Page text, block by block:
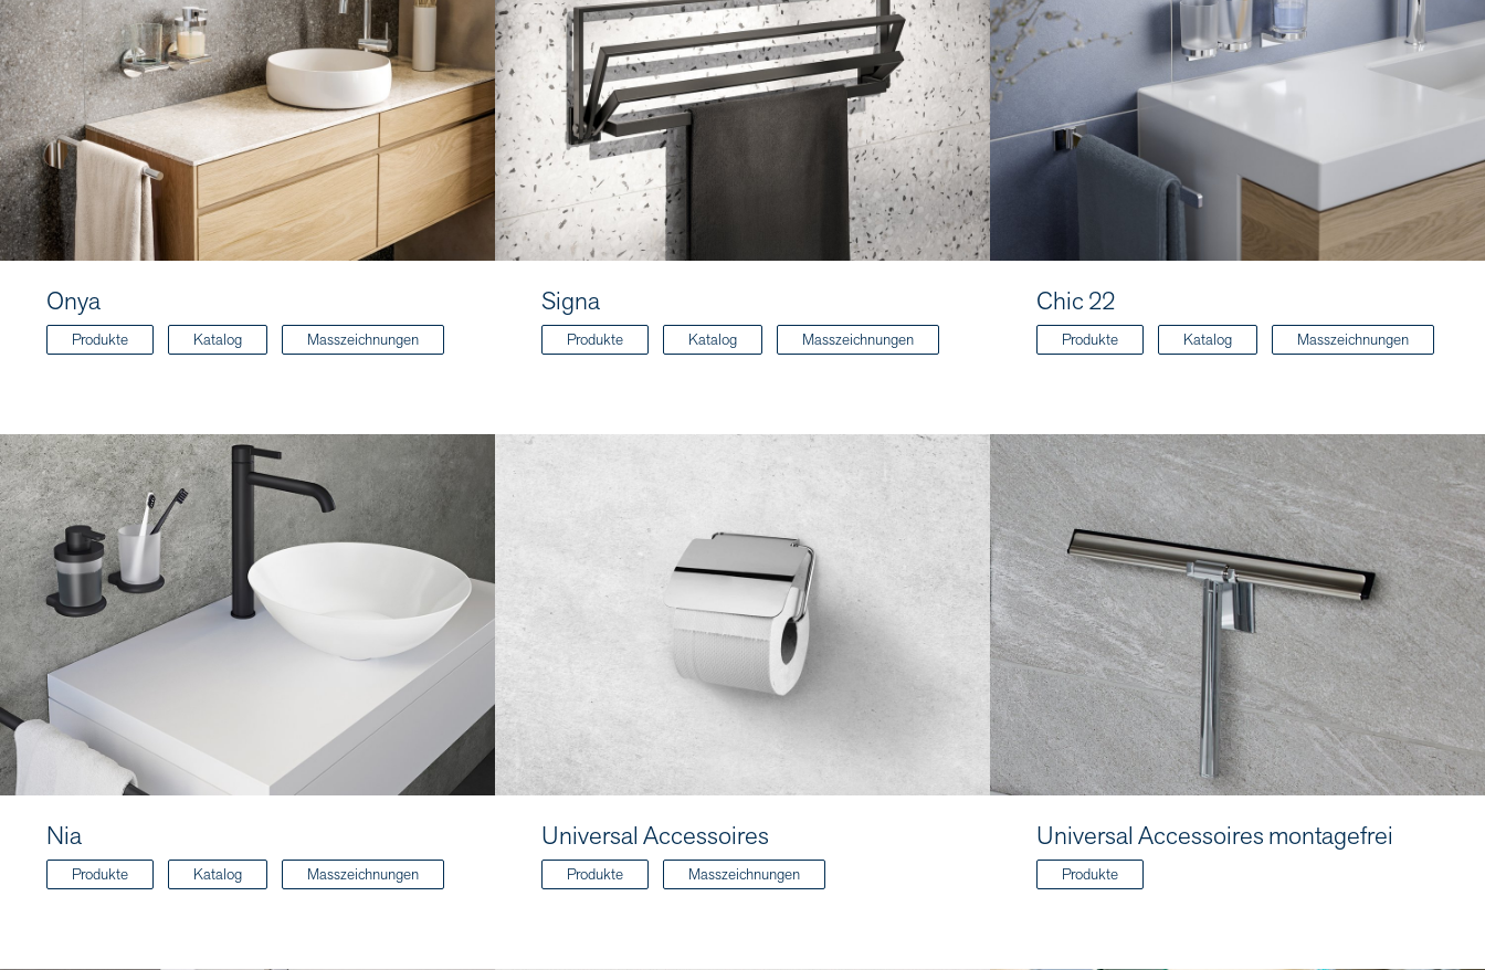
Onya
Produkte Katalog Masszeichnungen
Signa
Produkte Katalog Masszeichnungen
Chic 22
Produkte Katalog Masszeichnungen
Nia
Produkte Katalog Masszeichnungen
Universal Accessoires
Produkte Masszeichnungen
Universal Accessoires montagefrei
Produkte